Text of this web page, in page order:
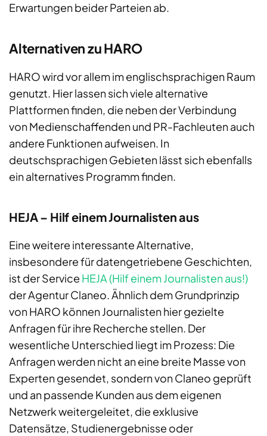
Erwartungen beider Parteien ab.
Alternativen zu HARO
HARO wird vor allem im englischsprachigen Raum
genutzt. Hier lassen sich viele alternative
Plattformen finden, die neben der Verbindung
von Medienschaffenden und PR-Fachleuten auch
andere Funktionen aufweisen. In
deutschsprachigen Gebieten lässt sich ebenfalls
ein alternatives Programm finden.
HEJA – Hilf einem Journalisten aus
Eine weitere interessante Alternative,
insbesondere für datengetriebene Geschichten,
ist der Service HEJA (Hilf einem Journalisten aus!)
der Agentur Claneo. Ähnlich dem Grundprinzip
von HARO können Journalisten hier gezielte
Anfragen für ihre Recherche stellen. Der
wesentliche Unterschied liegt im Prozess: Die
Anfragen werden nicht an eine breite Masse von
Experten gesendet, sondern von Claneo geprüft
und an passende Kunden aus dem eigenen
Netzwerk weitergeleitet, die exklusive
Datensätze, Studienergebnisse oder